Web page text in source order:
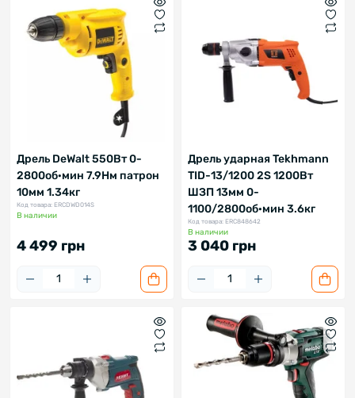
Дрель DeWalt 550Вт 0-
2800об·мин 7.9Нм патрон
10мм 1.34кг
Код товара: ERCDWD014S
В наличии
4 499 грн
Дрель ударная Tekhmann
TID-13/1200 2S 1200Вт
ШЗП 13мм 0-
1100/2800об·мин 3.6кг
Код товара: ERC848642
В наличии
3 040 грн